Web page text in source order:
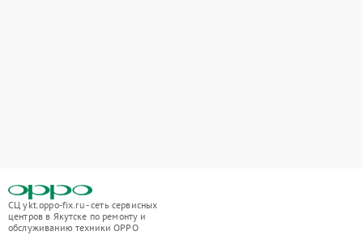
СЦ ykt.oppo-fix.ru - сеть сервисных
центров в Якутске по ремонту и
обслуживанию техники OPPO